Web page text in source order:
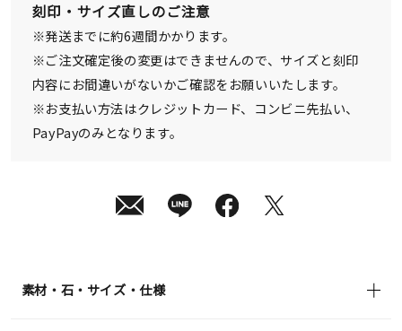
送
¥132,000 (tax
in)
刻印・サイズ直しのご注意
※発送までに約6週間かかります。
※ご注文確定後の変更はできませんので、サイズと刻印
内容にお間違いがないかご確認をお願いいたします。
※お支払い方法はクレジットカード、コンビニ先払い、
PayPayのみとなります。
素材・石・サイズ・仕様